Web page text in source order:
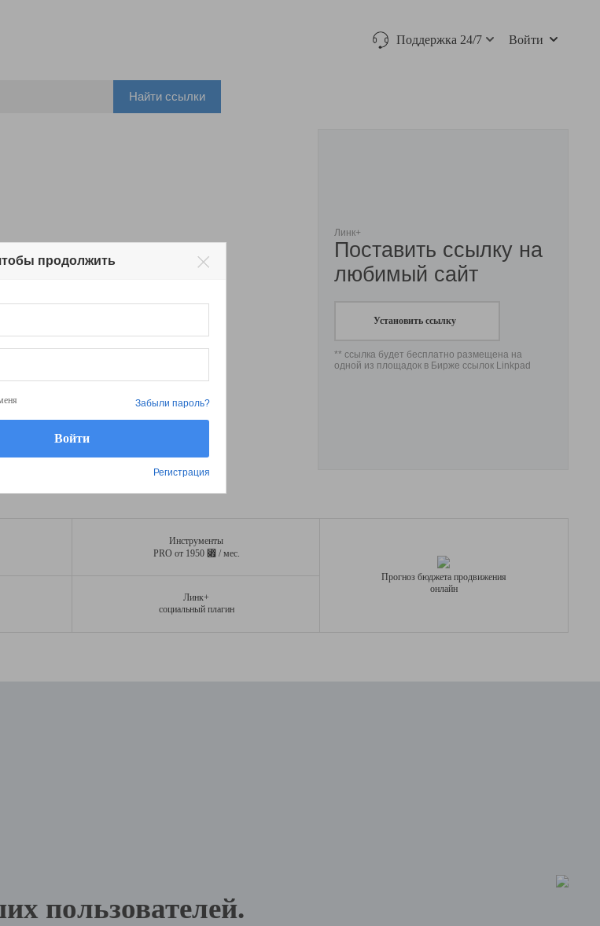
Поддержка 24/7 Войти
Найти ссылки
Линк+
Поставить ссылку на
любимый сайт
Установить ссылку
** ссылка будет бесплатно размещена на
одной из площадок в Бирже ссылок Linkpad
Инструменты
PRO от 1950 ⃏ / мес.
Линк+
социальный плагин
Прогноз бюджета продвижения
онлайн
пользователей.
продолжить
Регистрация
Забыли пароль?